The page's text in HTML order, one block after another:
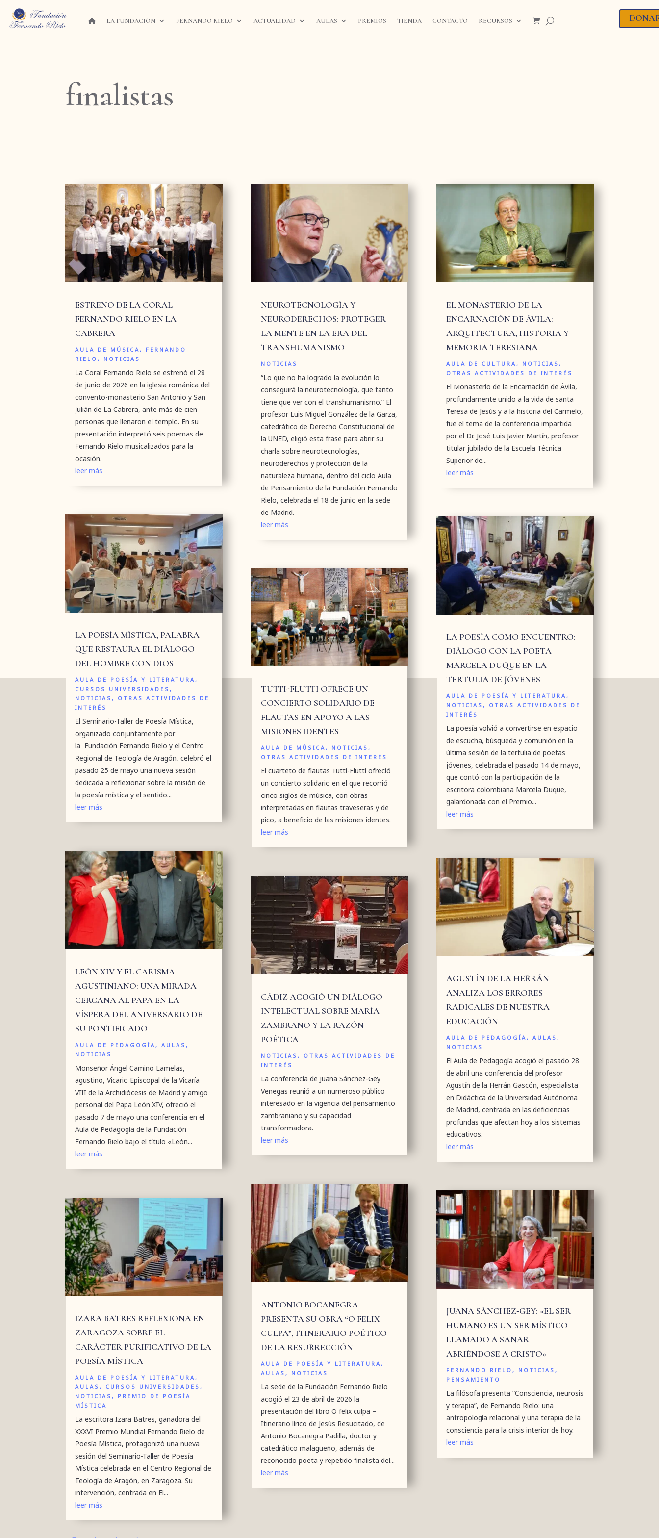
LA FUNDACIÓN FERNANDO RIELO ACTUALIDAD AULAS PREMIOS TIENDA CONTACTO RECURSOS
finalistas
ESTRENO DE LA CORAL
FERNANDO RIELO EN LA
CABRERA
AULA DE MÚSICA, FERNANDO
RIELO, NOTICIAS
La Coral Fernando Rielo se estrenó el 28
de junio de 2026 en la iglesia románica del
convento-monasterio San Antonio y San
Julián de La Cabrera, ante más de cien
personas que llenaron el templo. En su
presentación interpretó seis poemas de
Fernando Rielo musicalizados para la
ocasión.
leer más
LA POESÍA MÍSTICA, PALABRA
QUE RESTAURA EL DIÁLOGO
DEL HOMBRE CON DIOS
AULA DE POESÍA Y LITERATURA,
CURSOS UNIVERSIDADES,
NOTICIAS, OTRAS ACTIVIDADES DE
INTERÉS
El Seminario-Taller de Poesía Mística,
organizado conjuntamente por
la Fundación Fernando Rielo y el Centro
Regional de Teología de Aragón, celebró el
pasado 25 de mayo una nueva sesión
dedicada a reflexionar sobre la misión de
la poesía mística y el sentido...
leer más
LEÓN XIV Y EL CARISMA
AGUSTINIANO: UNA MIRADA
CERCANA AL PAPA EN LA
VÍSPERA DEL ANIVERSARIO DE
SU PONTIFICADO
AULA DE PEDAGOGÍA,AULAS,
NOTICIAS
Monseñor Ángel Camino Lamelas,
agustino, Vicario Episcopal de la Vicaría
VIII de la Archidiócesis de Madrid y amigo
personal del Papa León XIV, ofreció el
pasado 7 de mayo una conferencia en el
Aula de Pedagogía de la Fundación
Fernando Rielo bajo el título «León...
leer más
IZARA BATRES REFLEXIONA EN
ZARAGOZA SOBRE EL
CARÁCTER PURIFICATIVO DE LA
POESÍA MÍSTICA
AULA DE POESÍA Y LITERATURA,
AULAS, CURSOS UNIVERSIDADES,
NOTICIAS, PREMIO DE POESÍA
MÍSTICA
La escritora Izara Batres, ganadora del
XXXVI Premio Mundial Fernando Rielo de
Poesía Mística, protagonizó una nueva
sesión del Seminario-Taller de Poesía
Mística celebrada en el Centro Regional de
Teología de Aragón, en Zaragoza. Su
intervención, centrada en El...
leer más
NEUROTECNOLOGÍA Y
NEURODERECHOS: PROTEGER
LA MENTE EN LA ERA DEL
TRANSHUMANISMO
NOTICIAS
“Lo que no ha logrado la evolución lo
conseguirá la neurotecnología, que tanto
tiene que ver con el transhumanismo.” El
profesor Luis Miguel González de la Garza,
catedrático de Derecho Constitucional de
la UNED, eligió esta frase para abrir su
charla sobre neurotecnologías,
neuroderechos y protección de la
naturaleza humana, dentro del ciclo Aula
de Pensamiento de la Fundación Fernando
Rielo, celebrada el 18 de junio en la sede
de Madrid.
leer más
TUTTI-FLUTTI OFRECE UN
CONCIERTO SOLIDARIO DE
FLAUTAS EN APOYO A LAS
MISIONES IDENTES
AULA DE MÚSICA, NOTICIAS,
OTRAS ACTIVIDADES DE INTERÉS
El cuarteto de flautas Tutti-Flutti ofreció
un concierto solidario en el que recorrió
cinco siglos de música, con obras
interpretadas en flautas traveseras y de
pico, a beneficio de las misiones identes.
leer más
CÁDIZ ACOGIÓ UN DIÁLOGO
INTELECTUAL SOBRE MARÍA
ZAMBRANO Y LA RAZÓN
POÉTICA
NOTICIAS, OTRAS ACTIVIDADES DE
INTERÉS
La conferencia de Juana Sánchez-Gey
Venegas reunió a un numeroso público
interesado en la vigencia del pensamiento
zambraniano y su capacidad
transformadora.
leer más
ANTONIO BOCANEGRA
PRESENTA SU OBRA “O FELIX
CULPA”, ITINERARIO POÉTICO
DE LA RESURRECCIÓN
AULA DE POESÍA Y LITERATURA,
AULAS, NOTICIAS
La sede de la Fundación Fernando Rielo
acogió el 23 de abril de 2026 la
presentación del libro O felix culpa –
Itinerario lírico de Jesús Resucitado, de
Antonio Bocanegra Padilla, doctor y
catedrático malagueño, además de
reconocido poeta y repetido finalista del...
leer más
EL MONASTERIO DE LA
ENCARNACIÓN DE ÁVILA:
ARQUITECTURA, HISTORIA Y
MEMORIA TERESIANA
AULA DE CULTURA, NOTICIAS,
OTRAS ACTIVIDADES DE INTERÉS
El Monasterio de la Encarnación de Ávila,
profundamente unido a la vida de santa
Teresa de Jesús y a la historia del Carmelo,
fue el tema de la conferencia impartida
por el Dr. José Luis Javier Martín, profesor
titular jubilado de la Escuela Técnica
Superior de...
leer más
LA POESÍA COMO ENCUENTRO:
DIÁLOGO CON LA POETA
MARCELA DUQUE EN LA
TERTULIA DE JÓVENES
AULA DE POESÍA Y LITERATURA,
NOTICIAS, OTRAS ACTIVIDADES DE
INTERÉS
La poesía volvió a convertirse en espacio
de escucha, búsqueda y comunión en la
última sesión de la tertulia de poetas
jóvenes, celebrada el pasado 14 de mayo,
que contó con la participación de la
escritora colombiana Marcela Duque,
galardonada con el Premio...
leer más
AGUSTÍN DE LA HERRÁN
ANALIZA LOS ERRORES
RADICALES DE NUESTRA
EDUCACIÓN
AULA DE PEDAGOGÍA, AULAS,
NOTICIAS
El Aula de Pedagogía acogió el pasado 28
de abril una conferencia del profesor
Agustín de la Herrán Gascón, especialista
en Didáctica de la Universidad Autónoma
de Madrid, centrada en las deficiencias
profundas que afectan hoy a los sistemas
educativos.
leer más
JUANA SÁNCHEZ‑GEY: «EL SER
HUMANO ES UN SER MÍSTICO
LLAMADO A SANAR
ABRIÉNDOSE A CRISTO»
FERNANDO RIELO, NOTICIAS,
PENSAMIENTO
La filósofa presenta “Consciencia, neurosis
y terapia”, de Fernando Rielo: una
antropología relacional y una terapia de la
consciencia para la crisis interior de hoy.
leer más